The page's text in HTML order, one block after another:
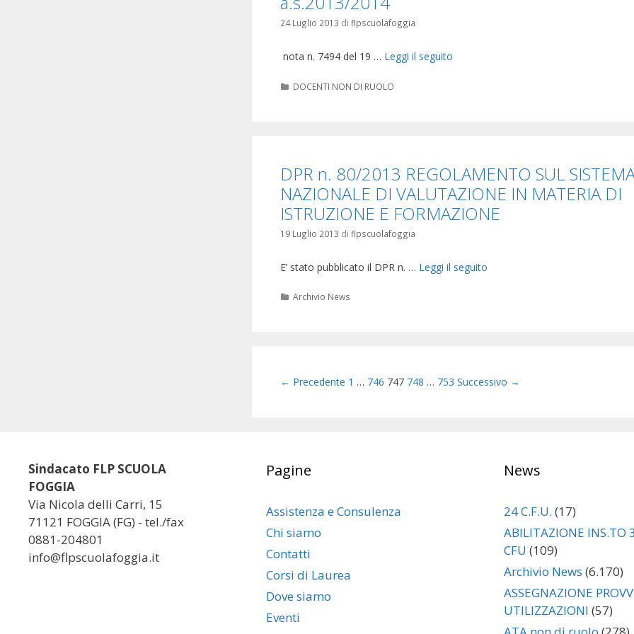
24 Luglio 2013 di flpscuolafoggia
nota n. 7494 del 19 … Leggi il seguito
Categorie
DOCENTI NON DI RUOLO
DPR n. 80/2013 REGOLAMENTO SUL
NAZIONALE DI VALUTAZIONE IN MATERIA DI
ISTRUZIONE E FORMAZIONE
19 Luglio 2013 di flpscuolafoggia
E’ stato pubblicato il DPR n. … Leggi il seguito
Categorie
Archivio News
Navigazione
← Precedente 1 … 746 747 748 … 753 Successivo →
Sindacato FLP SCUOLA
FOGGIA
Via Nicola delli Carri, 15
71121 FOGGIA (FG) - tel./fax
0881-204801
info@flpscuolafoggia.it
Pagine
Assistenza e Consulenza
Chi siamo
Contatti
Corsi di Laurea
Dove siamo
Eventi
News
24 C.F.U. (17)
ABILITAZIONE INS.TO
CFU (109)
Archivio News (6.170)
ASSEGNAZIONE
UTILIZZAZIONI (57)